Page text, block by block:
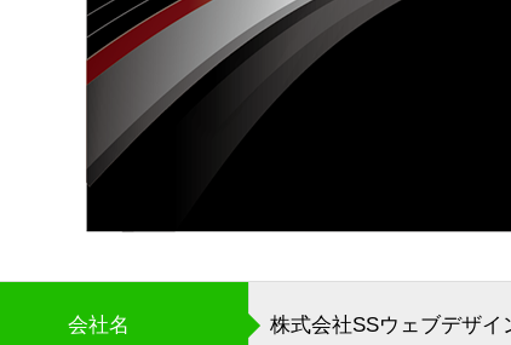
会社名 株式会社SSウェブデザイ